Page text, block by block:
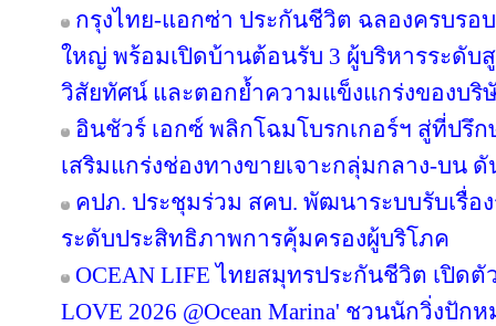
กรุงไทย-แอกซ่า ประกันชีวิต ฉลองครบรอบ
ใหญ่ พร้อมเปิดบ้านต้อนรับ 3 ผู้บริหารระดับ
วิสัยทัศน์ และตอกย้ำความแข็งแกร่งของบริ
อินชัวร์ เอกซ์ พลิกโฉมโบรกเกอร์ฯ สู่ที่ป
เสริมแกร่งช่องทางขายเจาะกลุ่มกลาง-บน
คปภ. ประชุมร่วม สคบ. พัฒนาระบบรับเรื่อ
ระดับประสิทธิภาพการคุ้มครองผู้บริโภค
OCEAN LIFE ไทยสมุทรประกันชีวิต เปิดตั
LOVE 2026 @Ocean Marina' ชวนนักวิ่งปั